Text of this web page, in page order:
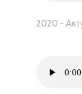
2020 -